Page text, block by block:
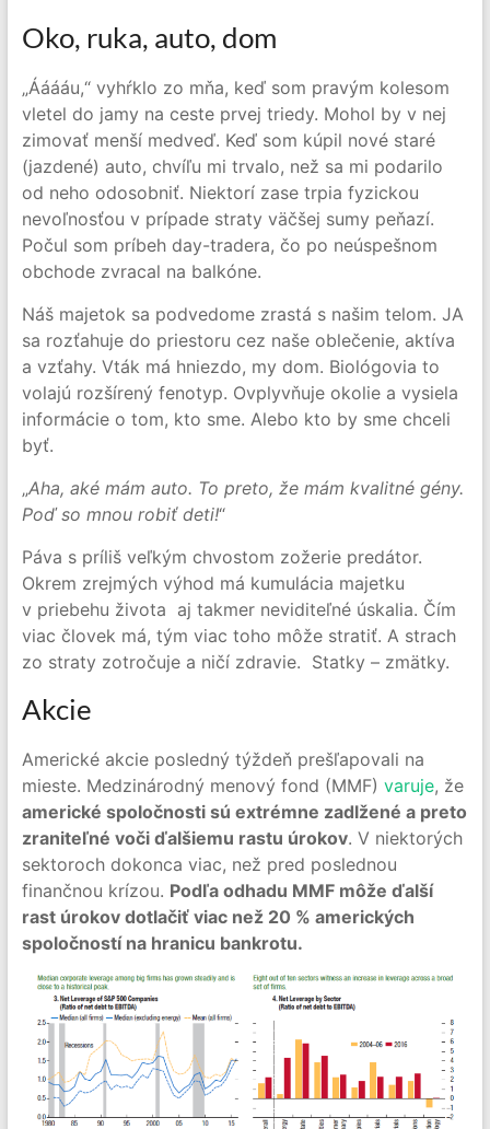
Oko, ruka, auto, dom
„Ááááu,“ vyhŕklo zo mňa, keď som pravým kolesom
vletel do jamy na ceste prvej triedy. Mohol by v nej
zimovať menší medveď. Keď som kúpil nové staré
(jazdené) auto, chvíľu mi trvalo, než sa mi podarilo
od neho odosobniť. Niektorí zase trpia fyzickou
nevoľnosťou v prípade straty väčšej sumy peňazí.
Počul som príbeh day-tradera, čo po neúspešnom
obchode zvracal na balkóne.
Náš majetok sa podvedome zrastá s našim telom. JA
sa rozťahuje do priestoru cez naše oblečenie, aktíva
a vzťahy. Vták má hniezdo, my dom. Biológovia to
volajú rozšírený fenotyp. Ovplyvňuje okolie a vysiela
informácie o tom, kto sme. Alebo kto by sme chceli
byť.
„Aha, aké mám auto. To preto, že mám kvalitné gény.
Poď so mnou robiť deti!“
Páva s príliš veľkým chvostom zožerie predátor.
Okrem zrejmých výhod má kumulácia majetku
v priebehu života aj takmer neviditeľné úskalia. Čím
viac človek má, tým viac toho môže stratiť. A strach
zo straty zotročuje a ničí zdravie. Statky – zmätky.
Akcie
Americké akcie posledný týždeň prešľapovali na
mieste. Medzinárodný menový fond (MMF) varuje, že
americké spoločnosti sú extrémne zadlžené a preto
zraniteľné voči ďalšiemu rastu úrokov. V niektorých
sektoroch dokonca viac, než pred poslednou
finančnou krízou. Podľa odhadu MMF môže ďalší
rast úrokov dotlačiť viac než 20 % amerických
spoločností na hranicu bankrotu.